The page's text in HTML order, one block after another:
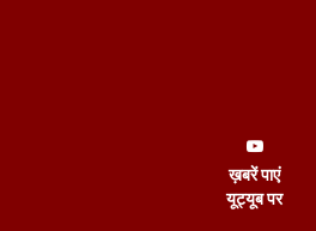
ख़बरें पाएं
यूट्यूब पर